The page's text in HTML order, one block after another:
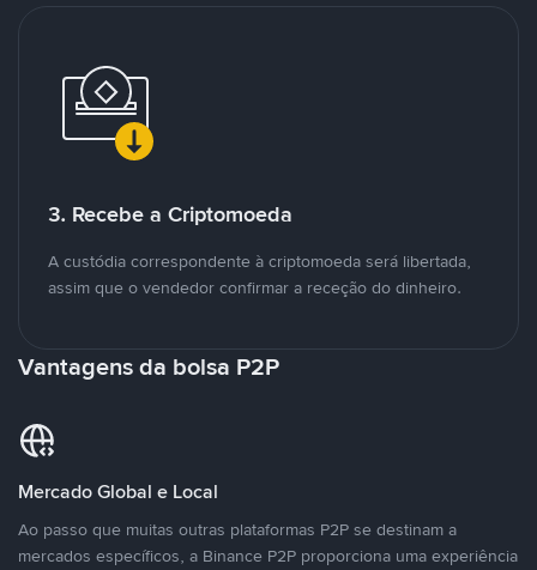
3. Recebe a Criptomoeda
A custódia correspondente à criptomoeda será libertada,
assim que o vendedor confirmar a receção do dinheiro.
Vantagens da bolsa P2P
Mercado Global e Local
Ao passo que muitas outras plataformas P2P se destinam a
mercados específicos, a Binance P2P proporciona uma experiência